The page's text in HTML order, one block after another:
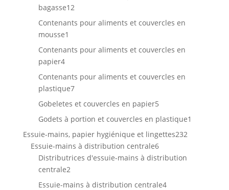
bagasse1212
produits
Contenants pour aliments et couvercles en
mousse1
produit
Contenants pour aliments et couvercles en
papier44
produits
Contenants pour aliments et couvercles en
plastique77
produits
Gobeletes et couvercles en papier55
produits
Godets à portion et couvercles en plastique1
Essuie-mains, papier hygiénique et lingettes232232
Essuie-mains à distribution centrale66
produits
Distributrices d'essuie-mains à distribution
centrale22
produits
Essuie-mains à distribution centrale44